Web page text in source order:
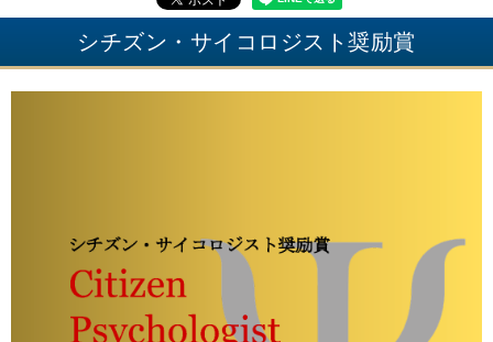
シチズン・サイコロジスト奨励賞